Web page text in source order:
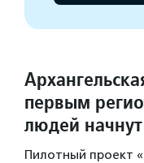
первым
людей
Пилотный проект